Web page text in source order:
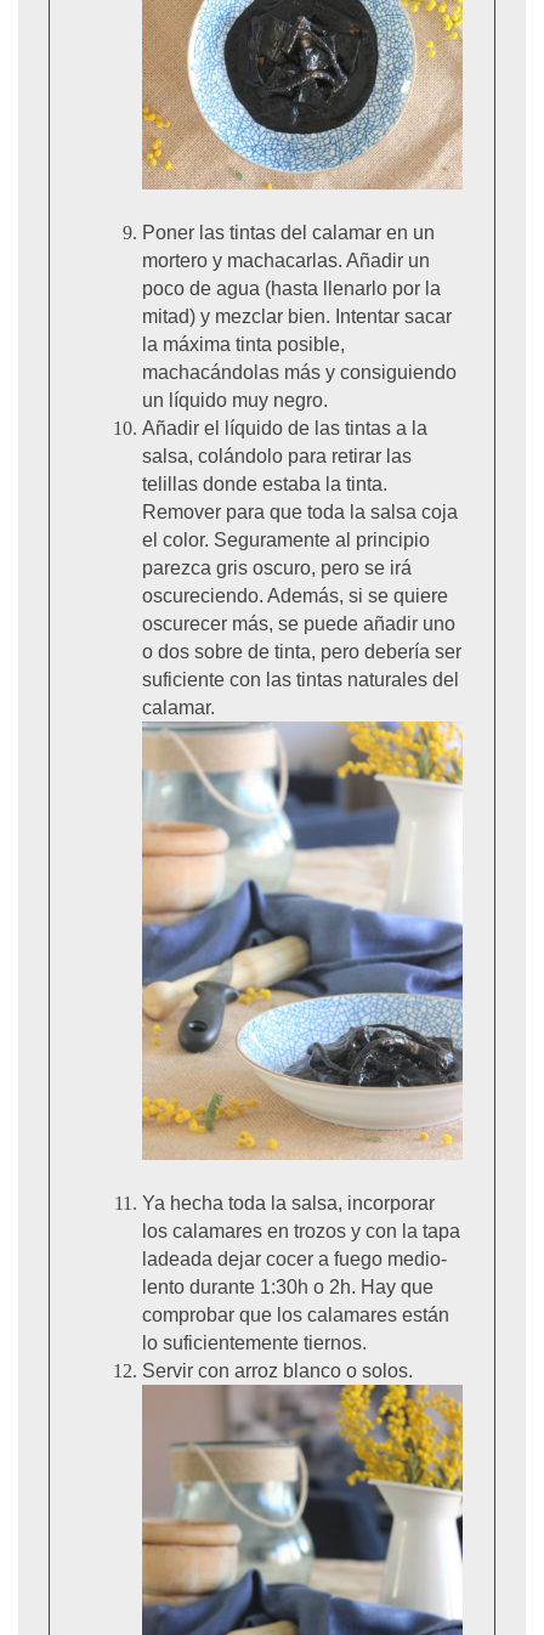
Poner las tintas del calamar en un
mortero y machacarlas. Añadir un
poco de agua (hasta llenarlo por la
mitad) y mezclar bien. Intentar sacar
la máxima tinta posible,
machacándolas más y consiguiendo
un líquido muy negro.
Añadir el líquido de las tintas a la
salsa, colándolo para retirar las
telillas donde estaba la tinta.
Remover para que toda la salsa coja
el color. Seguramente al principio
parezca gris oscuro, pero se irá
oscureciendo. Además, si se quiere
oscurecer más, se puede añadir uno
o dos sobre de tinta, pero debería ser
suficiente con las tintas naturales del
calamar.
Ya hecha toda la salsa, incorporar
los calamares en trozos y con la tapa
ladeada dejar cocer a fuego medio-
lento durante 1:30h o 2h. Hay que
comprobar que los calamares están
lo suficientemente tiernos.
Servir con arroz blanco o solos.